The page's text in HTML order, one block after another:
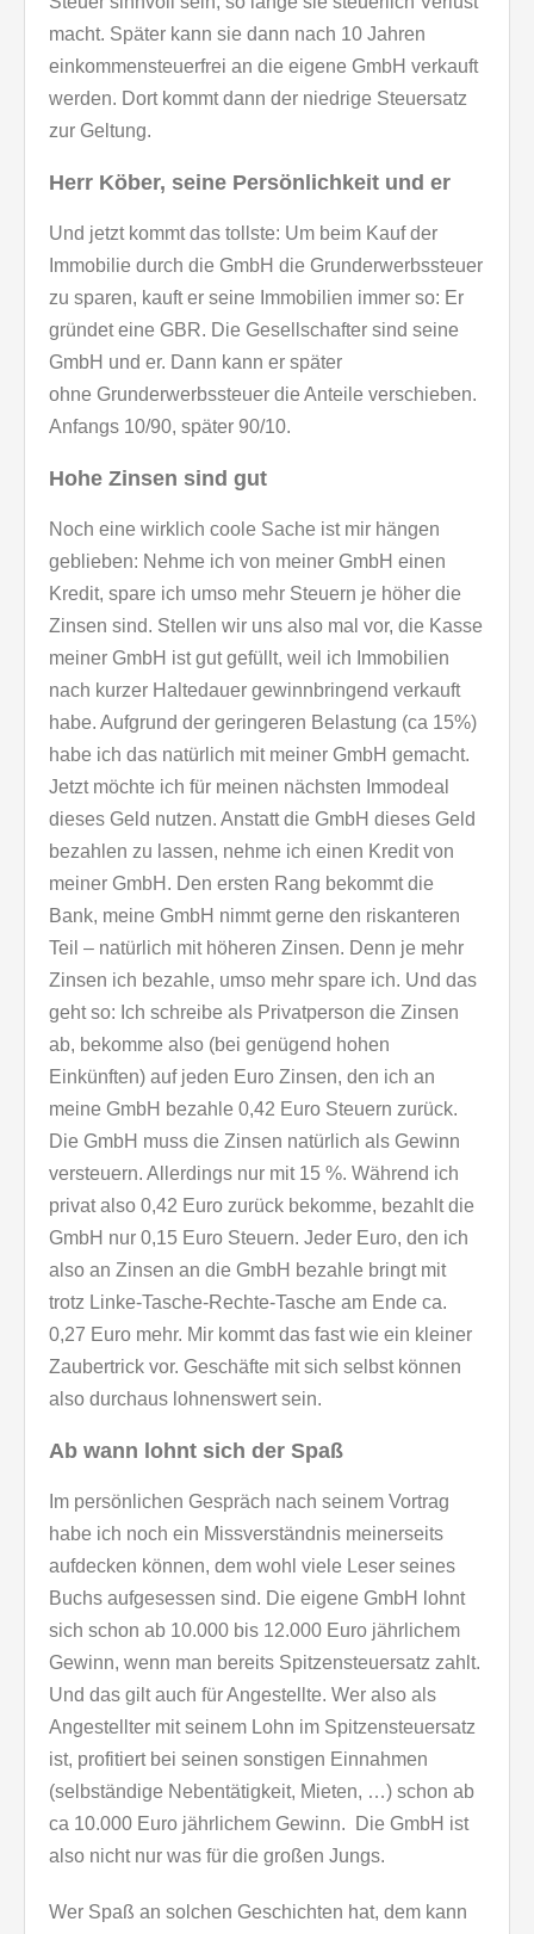
macht. Später kann sie dann nach 10 Jahren
einkommensteuerfrei an die eigene GmbH verkauft
werden. Dort kommt dann der niedrige Steuersatz
zur Geltung.
Herr Köber, seine Persönlichkeit und er
Und jetzt kommt das tollste: Um beim Kauf der
Immobilie durch die GmbH die Grunderwerbssteuer
zu sparen, kauft er seine Immobilien immer so: Er
gründet eine GBR. Die Gesellschafter sind seine
GmbH und er. Dann kann er später
ohne Grunderwerbssteuer die Anteile verschieben.
Anfangs 10/90, später 90/10.
Hohe Zinsen sind gut
Noch eine wirklich coole Sache ist mir hängen
geblieben: Nehme ich von meiner GmbH einen
Kredit, spare ich umso mehr Steuern je höher die
Zinsen sind. Stellen wir uns also mal vor, die Kasse
meiner GmbH ist gut gefüllt, weil ich Immobilien
nach kurzer Haltedauer gewinnbringend verkauft
habe. Aufgrund der geringeren Belastung (ca 15%)
habe ich das natürlich mit meiner GmbH gemacht.
Jetzt möchte ich für meinen nächsten Immodeal
dieses Geld nutzen. Anstatt die GmbH dieses Geld
bezahlen zu lassen, nehme ich einen Kredit von
meiner GmbH. Den ersten Rang bekommt die
Bank, meine GmbH nimmt gerne den riskanteren
Teil – natürlich mit höheren Zinsen. Denn je mehr
Zinsen ich bezahle, umso mehr spare ich. Und das
geht so: Ich schreibe als Privatperson die Zinsen
ab, bekomme also (bei genügend hohen
Einkünften) auf jeden Euro Zinsen, den ich an
meine GmbH bezahle 0,42 Euro Steuern zurück.
Die GmbH muss die Zinsen natürlich als Gewinn
versteuern. Allerdings nur mit 15 %. Während ich
privat also 0,42 Euro zurück bekomme, bezahlt die
GmbH nur 0,15 Euro Steuern. Jeder Euro, den ich
also an Zinsen an die GmbH bezahle bringt mit
trotz Linke-Tasche-Rechte-Tasche am Ende ca.
0,27 Euro mehr. Mir kommt das fast wie ein kleiner
Zaubertrick vor. Geschäfte mit sich selbst können
also durchaus lohnenswert sein.
Ab wann lohnt sich der Spaß
Im persönlichen Gespräch nach seinem Vortrag
habe ich noch ein Missverständnis meinerseits
aufdecken können, dem wohl viele Leser seines
Buchs aufgesessen sind. Die eigene GmbH lohnt
sich schon ab 10.000 bis 12.000 Euro jährlichem
Gewinn, wenn man bereits Spitzensteuersatz zahlt.
Und das gilt auch für Angestellte. Wer also als
Angestellter mit seinem Lohn im Spitzensteuersatz
ist, profitiert bei seinen sonstigen Einnahmen
(selbständige Nebentätigkeit, Mieten, …) schon ab
ca 10.000 Euro jährlichem Gewinn. Die GmbH ist
also nicht nur was für die großen Jungs.
Wer Spaß an solchen Geschichten hat, dem kann